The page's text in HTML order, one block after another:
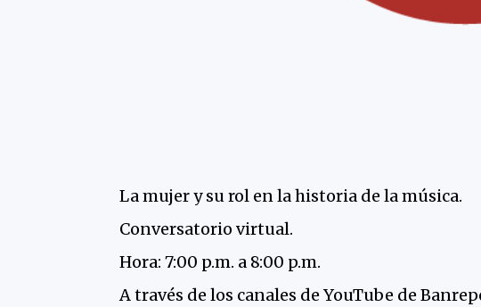
La mujer y su rol en la historia de la música.
Conversatorio virtual.
Hora: 7:00 p.m. a 8:00 p.m.
A través de los canales de YouTube de